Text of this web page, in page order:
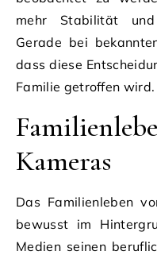
mehr Stabilität und
Gerade bei
dass diese
Familie getroffen wird.
Kameras
Das Familienleben
bewusst im
Medien seinen